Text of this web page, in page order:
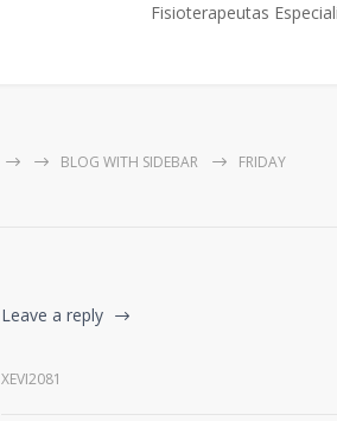
Fisioterapeutas
BLOG WITH SIDEBAR FRIDAY
Leave a reply
XEVI2081